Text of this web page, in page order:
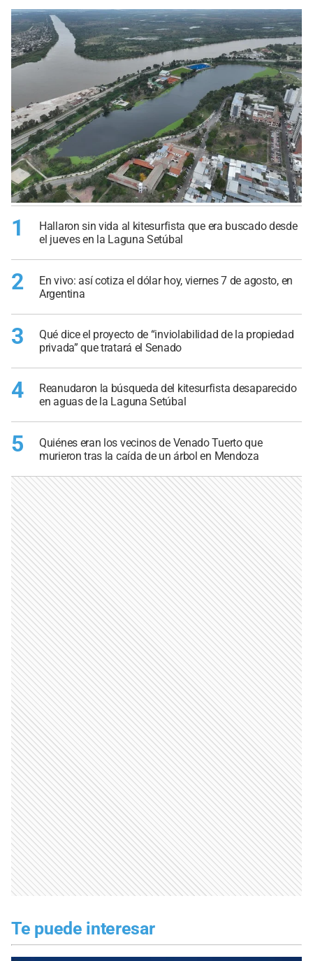
1
Hallaron sin vida al kitesurfista que era buscado desde
el jueves en la Laguna Setúbal
2
En vivo: así cotiza el dólar hoy, viernes 7 de agosto, en
Argentina
3
Qué dice el proyecto de “inviolabilidad de la propiedad
privada” que tratará el Senado
4
Reanudaron la búsqueda del kitesurfista desaparecido
en aguas de la Laguna Setúbal
5
Quiénes eran los vecinos de Venado Tuerto que
murieron tras la caída de un árbol en Mendoza
Te puede interesar